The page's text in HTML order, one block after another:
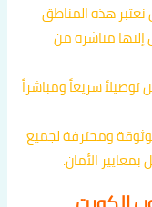
نعتبر هذه المناطق
مباشرة من
توصيلاً سريعاً ومباشراً
ومحترفة لجميع
بمعايير الأمان.